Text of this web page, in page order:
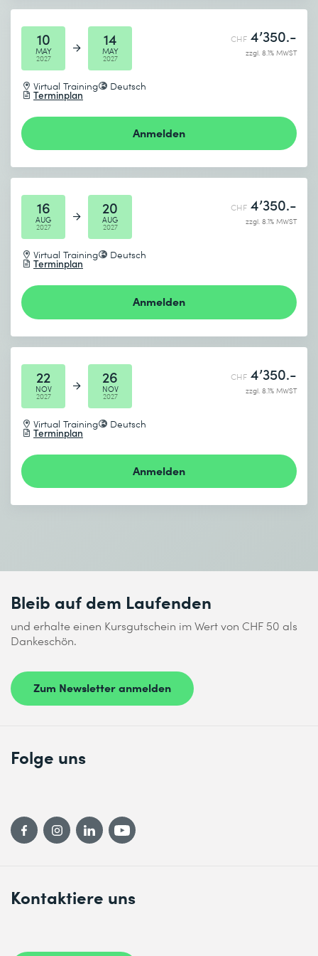
10
MAY
2027
14
MAY
2027
Virtual Training Deutsch
Terminplan
CHF 4’350.-
zzgl. 8.1% MWST
Anmelden
16
AUG
2027
20
AUG
2027
Virtual Training Deutsch
Terminplan
CHF 4’350.-
zzgl. 8.1% MWST
Anmelden
22
NOV
2027
26
NOV
2027
Virtual Training Deutsch
Terminplan
CHF 4’350.-
zzgl. 8.1% MWST
Anmelden
Bleib auf dem Laufenden
und erhalte einen Kursgutschein im Wert von CHF 50 als
Dankeschön.
Zum Newsletter anmelden
Kontaktiere uns
Folge uns